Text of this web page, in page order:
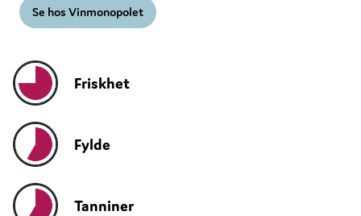
Se hos Vinmonopolet
Friskhet
Fylde
Tanniner